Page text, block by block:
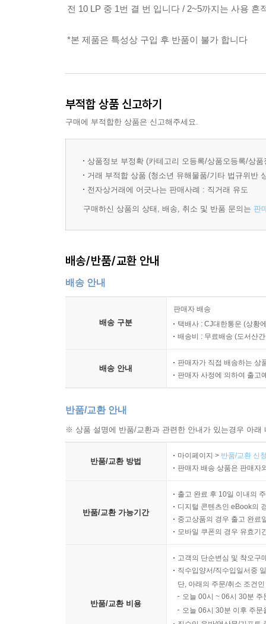
전 10 LP 중 1번 결 번 입니다 / 2~5까지는 사용 흔
*본 제품은 특성상 구입 후 반품이 불가 합니다
부적합 상품 신고하기
구매에 부적합한 상품은 신고해주세요.
상품정보 부정확 (카테고리 오등록/상품오등록/상
거래 부적합 상품 (청소년 유해물품/기타 법규위반
전자상거래에 어긋나는 판매사례 : 직거래 유도
구매하신 상품의 상태, 배송, 취소 및 반품 문의는 판
배송/반품/교환 안내
배송 안내
배송 구분
판매자 배송
택배사 : CJ대한통운 (상황
배송비 : 무료배송 (도서산
배송 안내
판매자가 직접 배송하는 상
판매자 사정에 의하여 출고
반품/교환 안내
※ 상품 설명에 반품/교환과 관련한 안내가 있는경우 아
반품/교환 방법
마이페이지 > 반품/교환 신
판매자 배송 상품은 판매자
반품/교환 가능기간
출고 완료 후 10일 이내의
디지털 콘텐츠인 eBook의
중고상품의 경우 출고 완료
모바일 쿠폰의 경우 유효기
반품/교환 비용
고객의 단순변심 및 착오구
직수입양서/직수입일서중
단, 아래의 주문/취소 조건
오늘 00시 ~ 06시 30분
오늘 06시 30분 이후 주